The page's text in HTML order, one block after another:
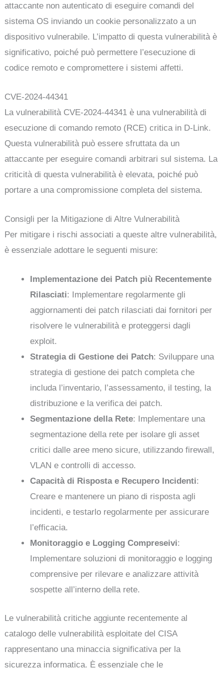
attaccante non autenticato di eseguire comandi del
sistema OS inviando un cookie personalizzato a un
dispositivo vulnerabile. L’impatto di questa vulnerabilità è
significativo, poiché può permettere l’esecuzione di
codice remoto e compromettere i sistemi affetti.
CVE-2024-44341
La vulnerabilità CVE-2024-44341 è una vulnerabilità di
esecuzione di comando remoto (RCE) critica in D-Link.
Questa vulnerabilità può essere sfruttata da un
attaccante per eseguire comandi arbitrari sul sistema. La
criticità di questa vulnerabilità è elevata, poiché può
portare a una compromissione completa del sistema.
Consigli per la Mitigazione di Altre Vulnerabilità
Per mitigare i rischi associati a queste altre vulnerabilità,
è essenziale adottare le seguenti misure:
Implementazione dei Patch più Recentemente
Rilasciati: Implementare regolarmente gli
aggiornamenti dei patch rilasciati dai fornitori per
risolvere le vulnerabilità e proteggersi dagli
exploit.
Strategia di Gestione dei Patch: Sviluppare una
strategia di gestione dei patch completa che
includa l’inventario, l’assessamento, il testing, la
distribuzione e la verifica dei patch.
Segmentazione della Rete: Implementare una
segmentazione della rete per isolare gli asset
critici dalle aree meno sicure, utilizzando firewall,
VLAN e controlli di accesso.
Capacità di Risposta e Recupero Incidenti:
Creare e mantenere un piano di risposta agli
incidenti, e testarlo regolarmente per assicurare
l’efficacia.
Monitoraggio e Logging Compreseivi:
Implementare soluzioni di monitoraggio e logging
comprensive per rilevare e analizzare attività
sospette all’interno della rete.
Le vulnerabilità critiche aggiunte recentemente al
catalogo delle vulnerabilità esploitate del CISA
rappresentano una minaccia significativa per la
sicurezza informatica. È essenziale che le